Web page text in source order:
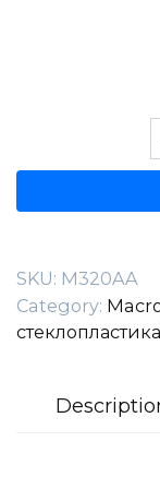
SKU: M320AA
Category:
стеклопластика